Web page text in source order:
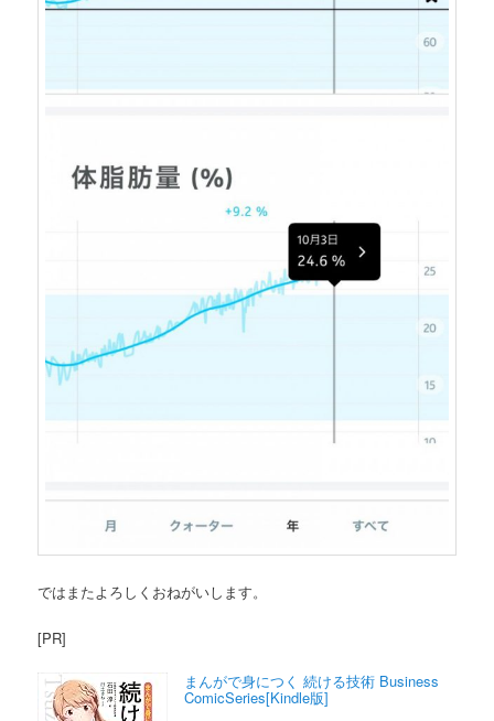
ではまたよろしくおねがいします。
[PR]
まんがで身につく 続ける技術 Business
ComicSeries[Kindle版]